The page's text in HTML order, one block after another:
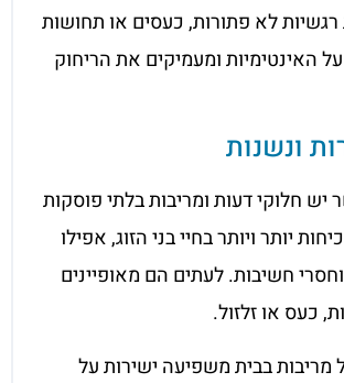
רגשיות לא פתורות, כעסים או תחושות
האינטימיות ומעמיקים את הריחוק
ונשנות
חלוקי דעות ומריבות בלתי פוסקות
יותר ויותר בחיי בני הזוג, אפילו
חשיבות. לעתים הם מאופיינים
כעס או זלזול.
מריבות בבית משפיעה ישירות על